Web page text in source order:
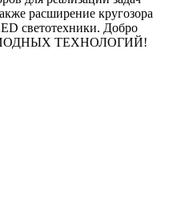
расширение кругозора
светотехники. Добро
ТЕХНОЛОГИЙ!